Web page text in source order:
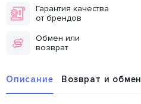
Гарантия качества
от брендов
Обмен или
возврат
Описание Возврат и обмен